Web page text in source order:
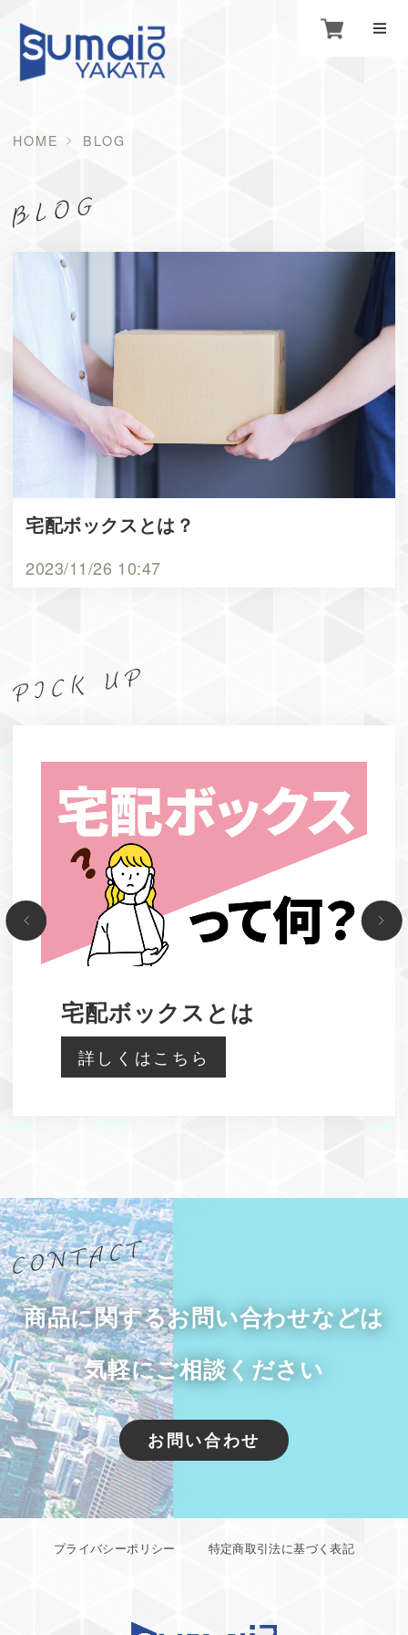
HOME BLOG
宅配ボックスとは？
2023/11/26 10:47
宅配ボックスとは
詳しくはこちら
商品に関するお問い合わせなどは
気軽にご相談ください
お問い合わせ
プライバシーポリシー 特定商取引法に基づく表記